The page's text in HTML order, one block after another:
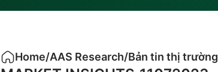
Home/AAS Research/Bản tin thị trường